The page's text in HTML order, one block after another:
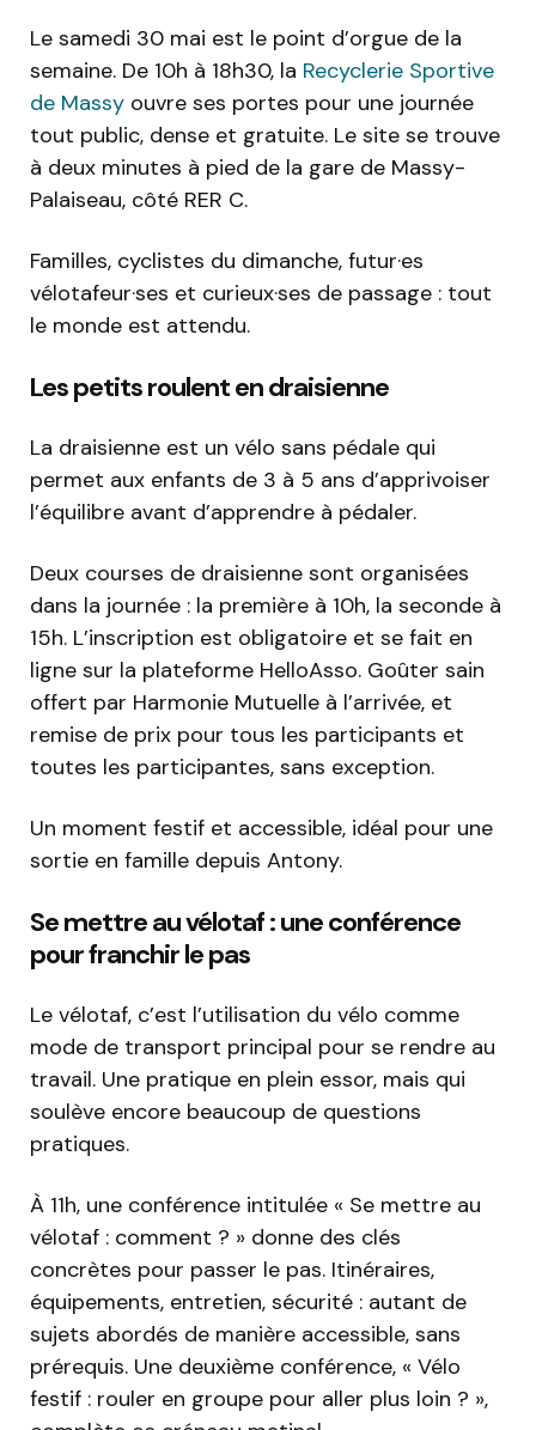
Le samedi 30 mai est le point d’orgue de la
semaine. De 10h à 18h30, la Recyclerie Sportive
de Massy ouvre ses portes pour une journée
tout public, dense et gratuite. Le site se trouve
à deux minutes à pied de la gare de Massy-
Palaiseau, côté RER C.
Familles, cyclistes du dimanche, futur·es
vélotafeur·ses et curieux·ses de passage : tout
le monde est attendu.
Les petits roulent en draisienne
La draisienne est un vélo sans pédale qui
permet aux enfants de 3 à 5 ans d’apprivoiser
l’équilibre avant d’apprendre à pédaler.
Deux courses de draisienne sont organisées
dans la journée : la première à 10h, la seconde à
15h. L’inscription est obligatoire et se fait en
ligne sur la plateforme HelloAsso. Goûter sain
offert par Harmonie Mutuelle à l’arrivée, et
remise de prix pour tous les participants et
toutes les participantes, sans exception.
Un moment festif et accessible, idéal pour une
sortie en famille depuis Antony.
Se mettre au vélotaf : une conférence
pour franchir le pas
Le vélotaf, c’est l’utilisation du vélo comme
mode de transport principal pour se rendre au
travail. Une pratique en plein essor, mais qui
soulève encore beaucoup de questions
pratiques.
À 11h, une conférence intitulée « Se mettre au
vélotaf : comment ? » donne des clés
concrètes pour passer le pas. Itinéraires,
équipements, entretien, sécurité : autant de
sujets abordés de manière accessible, sans
prérequis. Une deuxième conférence, « Vélo
festif : rouler en groupe pour aller plus loin ? »,